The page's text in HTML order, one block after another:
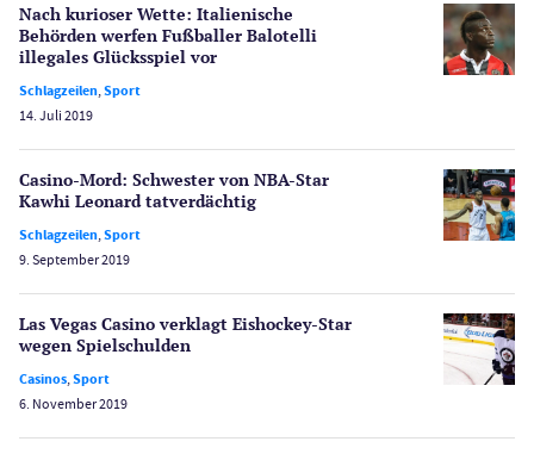
Lotterie
Poker
Schlagzeilen
Spiele
Spielerschutz
Sport
Wetten
PayPal Casinos
Novoline Casinos
Merkur Casinos
Spielautomaten
Casino Testberichte
Bonus Ohne Einzahlung
Nach kurioser Wette: Italienische
Behörden werfen Fußballer Balotelli
illegales Glücksspiel vor
Schlagzeilen,Sport
14. Juli 2019
Casino-Mord: Schwester von NBA-Star
Kawhi Leonard tatverdächtig
Schlagzeilen,Sport
9. September 2019
Las Vegas Casino verklagt Eishockey-Star
wegen Spielschulden
Casinos,Sport
6. November 2019